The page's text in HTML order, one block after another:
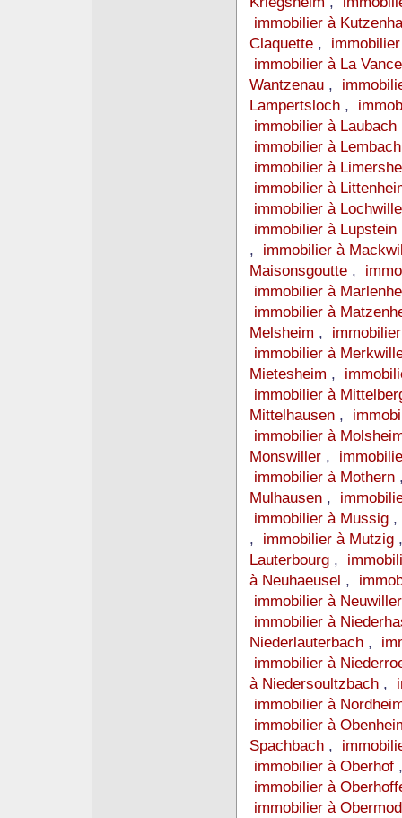
immobilier à
Claquette ,
immobilier à La
Wantzenau ,
Lampertsloch ,
immobilier à Laubach
immobilier à
immobilier à
immobilier à
immobilier à
immobilier à Lupstein
, immobilier à
Maisonsgoutte ,
immobilier à
immobilier à
Melsheim ,
immobilier à
Mietesheim ,
immobilier à
Mittelhausen ,
immobilier à
Monswiller ,
immobilier à Mothern
Mulhausen ,
immobilier à Mussig
, immobilier à Mutzig
Lauterbourg ,
à Neuhaeusel ,
immobilier à
immobilier à
Niederlauterbach ,
immobilier à
à Niedersoultzbach ,
immobilier à
immobilier à
Spachbach ,
immobilier à Oberhof
immobilier à
immobilier à